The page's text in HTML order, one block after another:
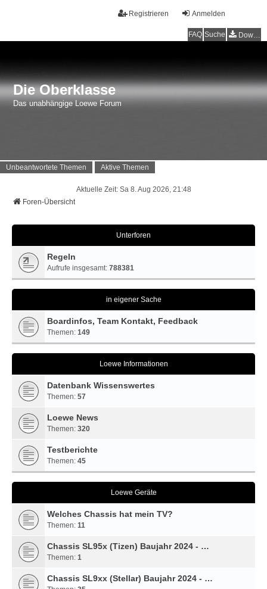
Anmelden
Registrieren
FAQ Suche Downloads
Die Oberklasse
Das unabhängige Loewe Forum
Unbeantwortete Themen Aktive Themen
Aktuelle Zeit: Sa 8. Aug 2026, 21:48
Foren-Übersicht
Unterforen
Regeln
Aufrufe insgesamt: 788381
in eigener Sache
Boardinfos, Team Kontakt, Feedback
Themen: 149
Loewe Informationen
Datenbank Wissenswertes
Themen: 57
Loewe News
Themen: 320
Testberichte
Themen: 45
Loewe Geräte
Welches Chassis hat mein TV?
Themen: 11
Chassis SL95x (Tizen) Baujahr 2024 - …
Themen: 1
Chassis SL9xx (Stellar) Baujahr 2024 - …